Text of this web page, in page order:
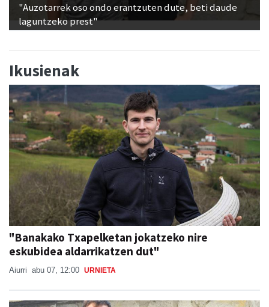
"Auzotarrek oso ondo erantzuten dute, beti daude
laguntzeko prest"
Ikusienak
"Banakako Txapelketan jokatzeko nire
eskubidea aldarrikatzen dut"
Aiurri abu 07, 12:00 URNIETA